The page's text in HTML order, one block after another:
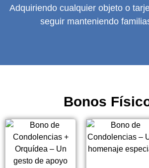
Adquiriendo cualquier objeto o
seguir manteniendo
Bonos